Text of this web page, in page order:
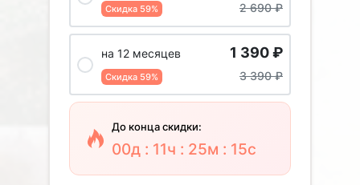
Скидка 59% 2 690₽
на 12 месяцев
Скидка 59%
1 390₽
3 390₽
До конца скидки:
00д : 11ч : 25м : 13с